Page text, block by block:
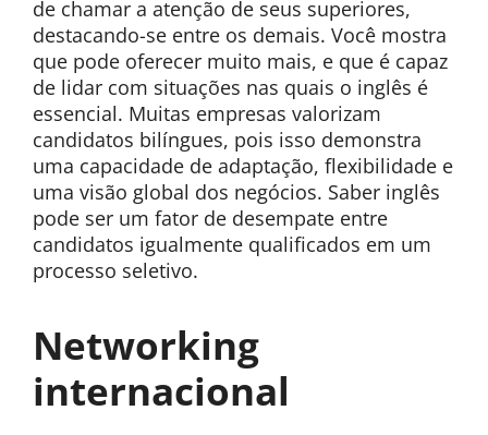
de chamar a atenção de seus superiores,
destacando-se entre os demais. Você mostra
que pode oferecer muito mais, e que é capaz
de lidar com situações nas quais o inglês é
essencial. Muitas empresas valorizam
candidatos bilíngues, pois isso demonstra
uma capacidade de adaptação, flexibilidade e
uma visão global dos negócios. Saber inglês
pode ser um fator de desempate entre
candidatos igualmente qualificados em um
processo seletivo.
Networking
internacional